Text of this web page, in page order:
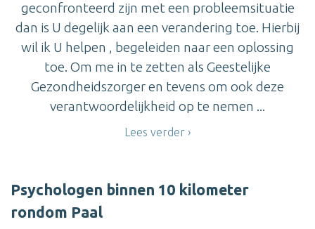
geconfronteerd zijn met een probleemsituatie
dan is U degelijk aan een verandering toe. Hierbij
wil ik U helpen , begeleiden naar een oplossing
toe. Om me in te zetten als Geestelijke
Gezondheidszorger en tevens om ook deze
verantwoordelijkheid op te nemen ...
Lees verder
Psychologen binnen 10 kilometer
rondom Paal